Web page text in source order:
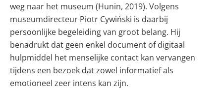
weg naar het museum (Hunin, 2019). Volgens
museumdirecteur Piotr Cywiński is daarbij
persoonlijke begeleiding van groot belang. Hij
benadrukt dat geen enkel document of digitaal
hulpmiddel het menselijke contact kan vervangen
tijdens een bezoek dat zowel informatief als
emotioneel zeer intens kan zijn.